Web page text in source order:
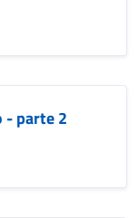
- parte 2